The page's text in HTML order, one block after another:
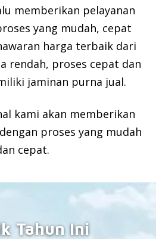
memberikan pelayanan
yang mudah, cepat
harga terbaik dari
rendah, proses cepat dan
jaminan purna jual.
kami akan memberikan
proses yang mudah
cepat.
Tahun Ini